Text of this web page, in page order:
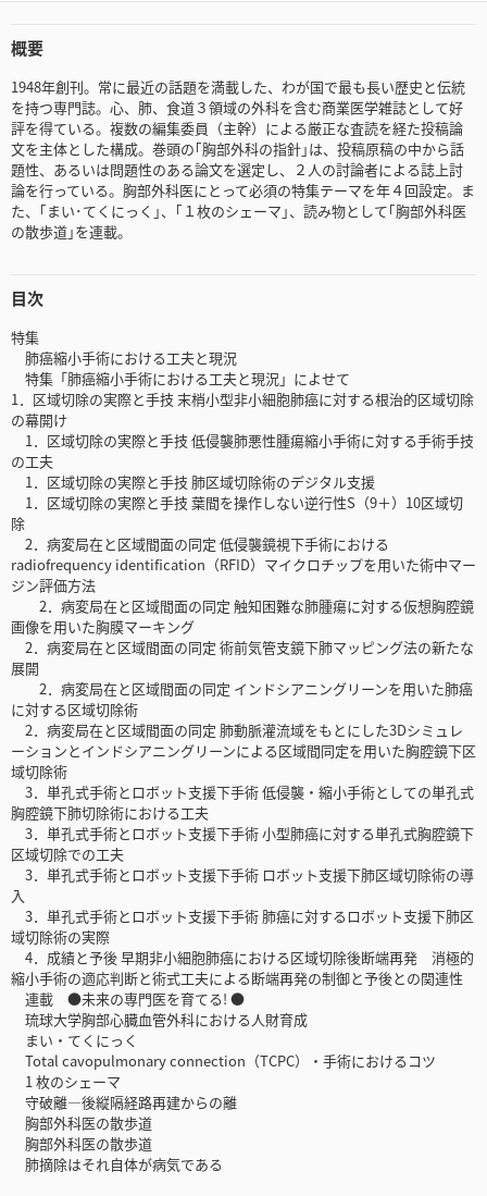
概要
1948年創刊。常に最近の話題を満載した、わが国で最も長い歴史と伝統
を持つ専門誌。心、肺、食道３領域の外科を含む商業医学雑誌として好
評を得ている。複数の編集委員（主幹）による厳正な査読を経た投稿論
文を主体とした構成。巻頭の｢胸部外科の指針｣は、投稿原稿の中から話
題性、あるいは問題性のある論文を選定し、２人の討論者による誌上討
論を行っている。胸部外科医にとって必須の特集テーマを年４回設定。ま
た、｢まい･てくにっく｣、｢１枚のシェーマ｣、読み物として｢胸部外科医
の散歩道｣を連載。
目次
特集
肺癌縮小手術における工夫と現況
特集「肺癌縮小手術における工夫と現況」によせて
1．区域切除の実際と手技 末梢小型非小細胞肺癌に対する根治的区域切除
の幕開け
1．区域切除の実際と手技 低侵襲肺悪性腫瘍縮小手術に対する手術手技
の工夫
1．区域切除の実際と手技 肺区域切除術のデジタル支援
1．区域切除の実際と手技 葉間を操作しない逆行性S（9＋）10区域切
除
2．病変局在と区域間面の同定 低侵襲鏡視下手術における
radiofrequency identification（RFID）マイクロチップを用いた術中マー
ジン評価方法
2．病変局在と区域間面の同定 触知困難な肺腫瘍に対する仮想胸腔鏡
画像を用いた胸膜マーキング
2．病変局在と区域間面の同定 術前気管支鏡下肺マッピング法の新たな
展開
2．病変局在と区域間面の同定 インドシアニングリーンを用いた肺癌
に対する区域切除術
2．病変局在と区域間面の同定 肺動脈灌流域をもとにした3Dシミュレ
ーションとインドシアニングリーンによる区域間同定を用いた胸腔鏡下区
域切除術
3．単孔式手術とロボット支援下手術 低侵襲・縮小手術としての単孔式
胸腔鏡下肺切除術における工夫
3．単孔式手術とロボット支援下手術 小型肺癌に対する単孔式胸腔鏡下
区域切除での工夫
3．単孔式手術とロボット支援下手術 ロボット支援下肺区域切除術の導
入
3．単孔式手術とロボット支援下手術 肺癌に対するロボット支援下肺区
域切除術の実際
4．成績と予後 早期非小細胞肺癌における区域切除後断端再発 消極的
縮小手術の適応判断と術式工夫による断端再発の制御と予後との関連性
連載 ●未来の専門医を育てる! ●
琉球大学胸部心臓血管外科における人財育成
まい・てくにっく
Total cavopulmonary connection（TCPC）・手術におけるコツ
1 枚のシェーマ
守破離―後縦隔経路再建からの離
胸部外科医の散歩道
胸部外科医の散歩道
肺摘除はそれ自体が病気である